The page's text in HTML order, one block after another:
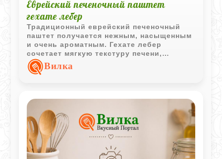
Еврейский печеночный паштет
гехате лебер
Традиционный еврейский печеночный
паштет получается нежным, насыщенным
и очень ароматным. Гехате лебер
сочетает мягкую текстуру печени,
сладость жареного лука и характерный
вкус гусиного жира.
Вилка